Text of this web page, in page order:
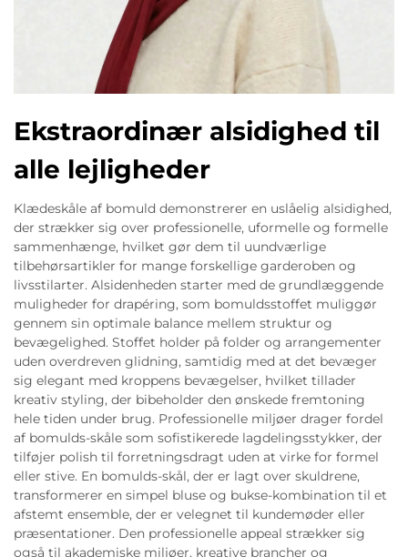
Ekstraordinær alsidighed til
alle lejligheder
Klædeskåle af bomuld demonstrerer en uslåelig alsidighed,
der strækker sig over professionelle, uformelle og formelle
sammenhænge, hvilket gør dem til uundværlige
tilbehørsartikler for mange forskellige garderoben og
livsstilarter. Alsidenheden starter med de grundlæggende
muligheder for drapéring, som bomuldsstoffet muliggør
gennem sin optimale balance mellem struktur og
bevægelighed. Stoffet holder på folder og arrangementer
uden overdreven glidning, samtidig med at det bevæger
sig elegant med kroppens bevægelser, hvilket tillader
kreativ styling, der bibeholder den ønskede fremtoning
hele tiden under brug. Professionelle miljøer drager fordel
af bomulds-skåle som sofistikerede lagdelingsstykker, der
tilføjer polish til forretningsdragt uden at virke for formel
eller stive. En bomulds-skål, der er lagt over skuldrene,
transformerer en simpel bluse og bukse-kombination til et
afstemt ensemble, der er velegnet til kundemøder eller
præsentationer. Den professionelle appeal strækker sig
også til akademiske miljøer, kreative brancher og